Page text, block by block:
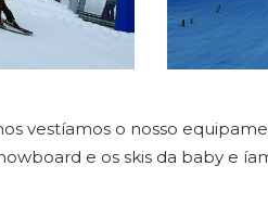
vestíamos o nosso
e os skis da baby e